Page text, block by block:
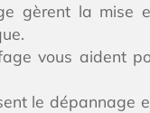
gèrent la
vous aident
le